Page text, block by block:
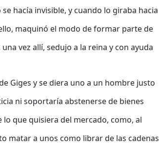
hacía invisible, y cuando lo giraba hacia
maquinó el modo de formar parte de
vez allí, sedujo a la reina y con ayuda
Giges y se diera uno a un hombre justo
ni soportaría abstenerse de bienes
que quisiera del mercado, como, al
matar a unos como librar de las cadenas